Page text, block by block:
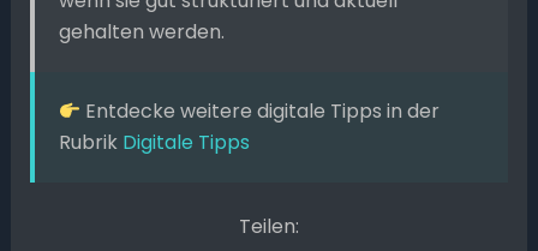
gehalten werden.
Entdecke weitere digitale Tipps in der
Rubrik Digitale Tipps
Teilen: